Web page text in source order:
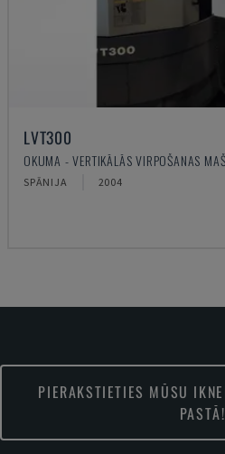
LVT300
OKUMA - VERTIKĀLĀS VIRPOŠANAS
SPĀNIJA 2004
PIERAKSTIETIES MŪSU
PASTĀ!